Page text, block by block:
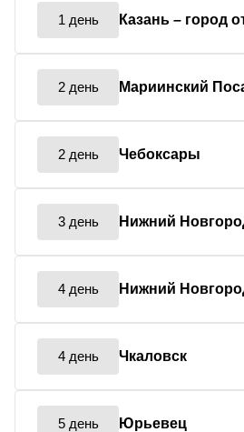
1 день Казань – город
2 день Мариинский
2 день Чебоксары
3 день Нижний
4 день Нижний
4 день Чкаловск
5 день Юрьевец